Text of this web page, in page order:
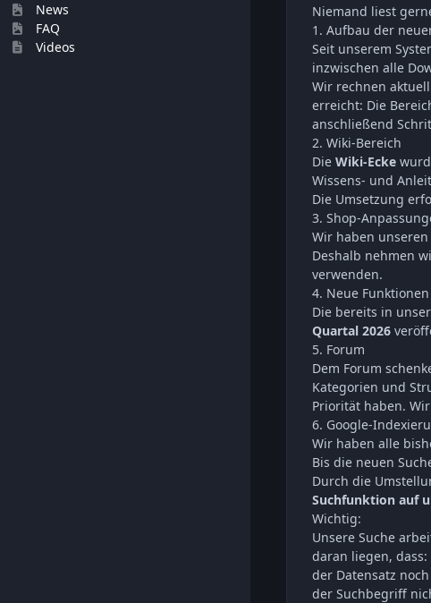
News
FAQ
Videos
Niemand liest
1. Aufbau der
Seit unserem
inzwischen alle
Wir rechnen
erreicht: Die
anschließend
2. Wiki-Bereich
Die Wiki-Ecke
Wissens- und
Die Umsetzung
3. Shop-
Wir haben
Deshalb nehmen
verwenden.
4. Neue Funktionen
Die bereits in
Quartal 2026
5. Forum
Dem Forum
Kategorien und
Priorität haben.
6. Google-
Wir haben alle
Bis die neuen
Durch die
Suchfunktion auf
Wichtig:
Unsere Suche
daran liegen, dass:
der Datensatz
der Suchbegriff